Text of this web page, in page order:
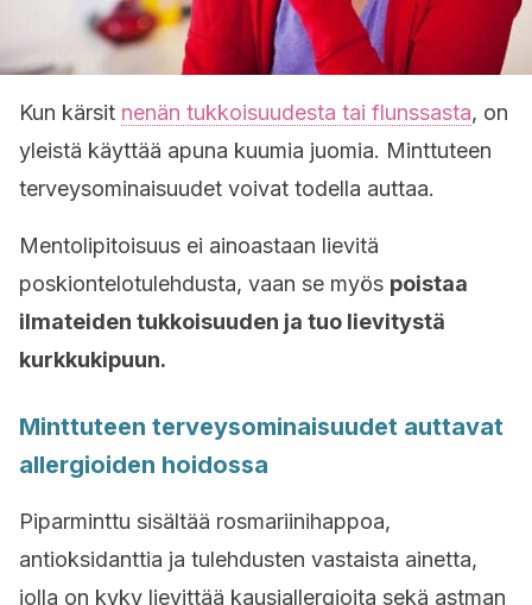
Kun kärsit nenän tukkoisuudesta tai flunssasta, on
yleistä käyttää apuna kuumia juomia. Minttuteen
terveysominaisuudet voivat todella auttaa.
Mentolipitoisuus ei ainoastaan lievitä
poskiontelotulehdusta, vaan se myös poistaa
ilmateiden tukkoisuuden ja tuo lievitystä
kurkkukipuun.
Minttuteen terveysominaisuudet auttavat
allergioiden hoidossa
Piparminttu sisältää rosmariinihappoa,
antioksidanttia ja tulehdusten vastaista ainetta,
jolla on kyky lievittää kausiallergioita sekä astman